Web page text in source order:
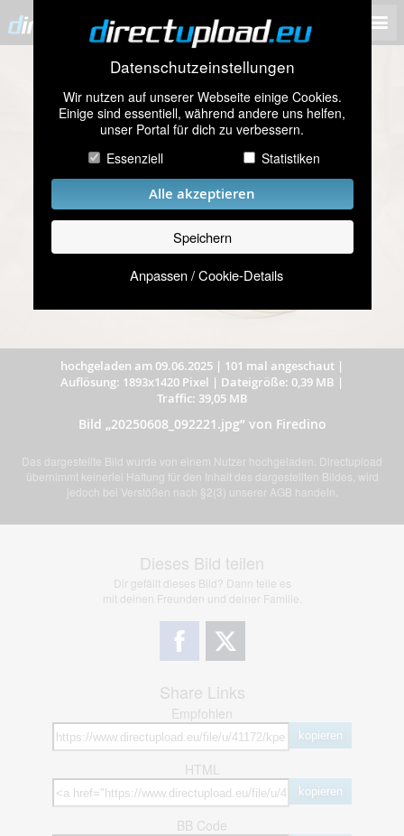
Datenschutzeinstellungen
Wir nutzen auf unserer Webseite einige Cookies.
Einige sind essentiell, während andere uns helfen,
unser Portal für dich zu verbessern.
Essenziell
Statistiken
Alle akzeptieren
Speichern
Anpassen / Cookie-Details
hochgeladen am 09.06.2025 | 101 mal angeschaut |
Auflösung: 1893x1420 Pixel | Dateigröße: 0,39 MB |
Traffic: 39,05 MB
Bild „20250608_092221.jpg” von Firedino
Das dargestellte Bild wurde von einem Nutzer hochgeladen. Directupload
übernimmt keinerlei Haftung für den Inhalt des dargestellten Bildes, wird
jedoch bei Verstößen nach §2(3) unserer AGB handeln.
Dieses Bild teilen
Dir gefällt dieses Bild? Dann teile es
mit deinen Freunden und deiner Familie.
Share Links
Empfohlen
kopieren
HTML
kopieren
BB Code